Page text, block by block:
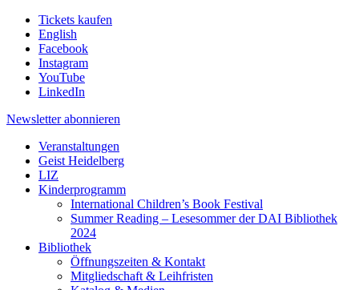
Tickets kaufen
English
Facebook
Instagram
YouTube
LinkedIn
Newsletter abonnieren
Veranstaltungen
Geist Heidelberg
LIZ
Kinderprogramm
International Children’s Book Festival
Summer Reading – Lesesommer der DAI Bibliothek
2024
Bibliothek
Öffnungszeiten & Kontakt
Mitgliedschaft & Leihfristen